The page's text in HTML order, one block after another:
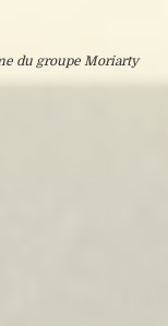
du groupe Moriarty